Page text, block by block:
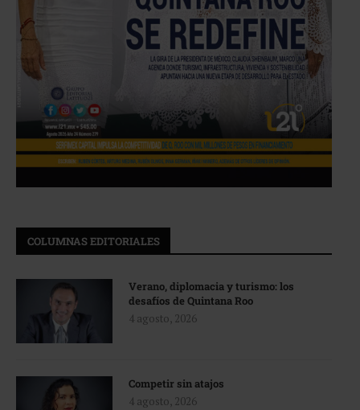
COLUMNAS EDITORIALES
Verano, diplomacia y turismo: los
desafíos de Quintana Roo
4 agosto, 2026
Competir sin atajos
4 agosto, 2026